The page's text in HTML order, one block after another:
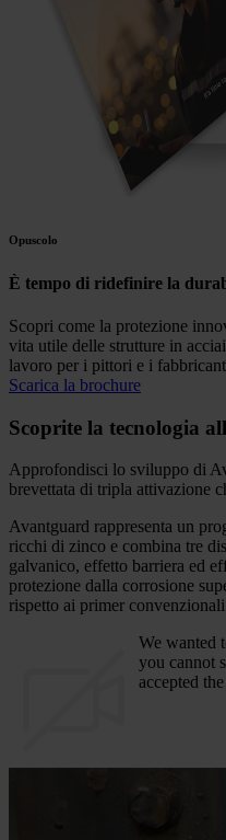
Opuscolo
È tempo di ridefinire la
Scopri come la protezione
vita utile delle strutture in
lavoro per i pittori e i
Scarica la brochure
Scoprite la tecnologia
Approfondisci lo sviluppo di
brevettata di tripla attivazione
Avantguard rappresenta un
ricchi di zinco e combina tre
galvanico, effetto barriera ed
protezione dalla corrosione
rispetto ai primer
We wanted
you cannot
accepted